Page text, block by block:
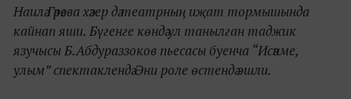
Наилә Гәрәева хәзер дә театрның иҗат тормышында
кайнап яши. Бүгенге көндә ул танылган таджик
язучысы Б.Абдураззоков пьесасы буенча “Исәнме,
улым” спектаклендә Әни роле өстендә эшли.